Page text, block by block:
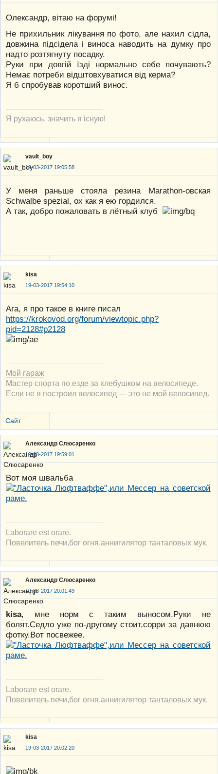
Олександр, вітаю на форумі!
Не прихильник лікування по фото, але нахил сідла,
довжина підсідела і виноса наводить на думку про
надто розтягнуту посадку.
Руки при довгій їзді нормально себе почувають?
Немає потреби відштовхуватися від керма?
Я б спробував коротший винос.
Я рухаюсь, значить я існую!
vault_boy
19-03-2017 19:05:58
У меня раньше стояла резина Marathon-овская
Schwalbe spezial, ох как я ею гордился.
А так, добро пожаловать в лётный клуб
kisa
19-03-2017 19:54:10
Ага, я про такое в книге писал
https://krokovod.org/forum/viewtopic.php?
pid=2128#p2128
Мой гараж
Мастер спорта по езде за хлебушком на велосипеде.
Если не я построил велосипед — это не мой велосипед.
Сайт
Александр Слюсаренко
19-03-2017 19:59:01
Вот моя швальба
Laborare est orare.
Повелитель печи,бог огня,аннигилятор танталовых мук.
Александр Слюсаренко
19-03-2017 20:01:49
kisa, мне норм с таким выносом.Руки не
болят.Седло уже по-другому стоит,сорри за давнюю
фотку.Вот посвежее.
Laborare est orare.
Повелитель печи,бог огня,аннигилятор танталовых мук.
kisa
19-03-2017 20:02:20